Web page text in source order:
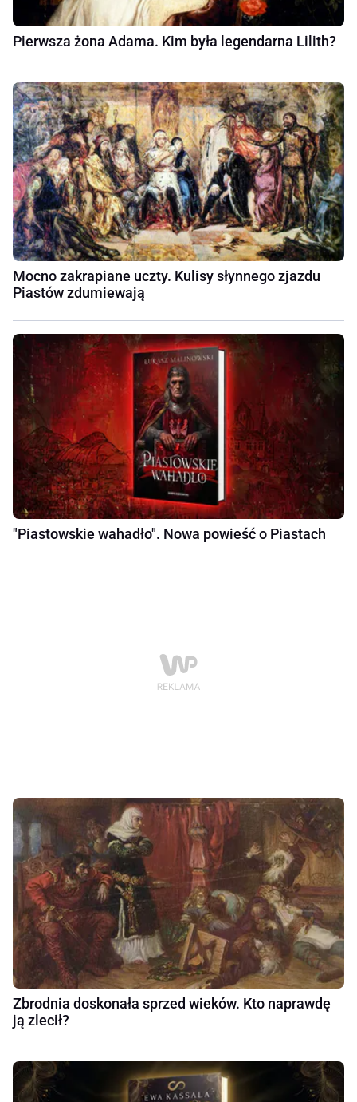
Pierwsza żona Adama. Kim była legendarna Lilith?
Mocno zakrapiane uczty. Kulisy słynnego zjazdu
Piastów zdumiewają
"Piastowskie wahadło". Nowa powieść o Piastach
Zbrodnia doskonała sprzed wieków. Kto naprawdę
ją zlecił?